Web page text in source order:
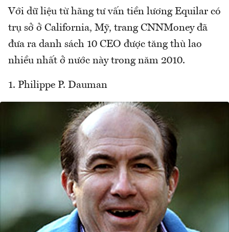
Với dữ liệu từ hãng tư vấn tiền lương Equilar có
trụ sở ở California, Mỹ, trang CNNMoney đã
đưa ra danh sách 10 CEO được tăng thù lao
nhiều nhất ở nước này trong năm 2010.
1. Philippe P. Dauman